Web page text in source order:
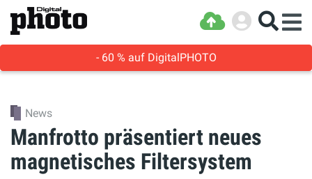
- 60 % auf DigitalPHOTO
News
Manfrotto präsentiert neues
magnetisches Filtersystem